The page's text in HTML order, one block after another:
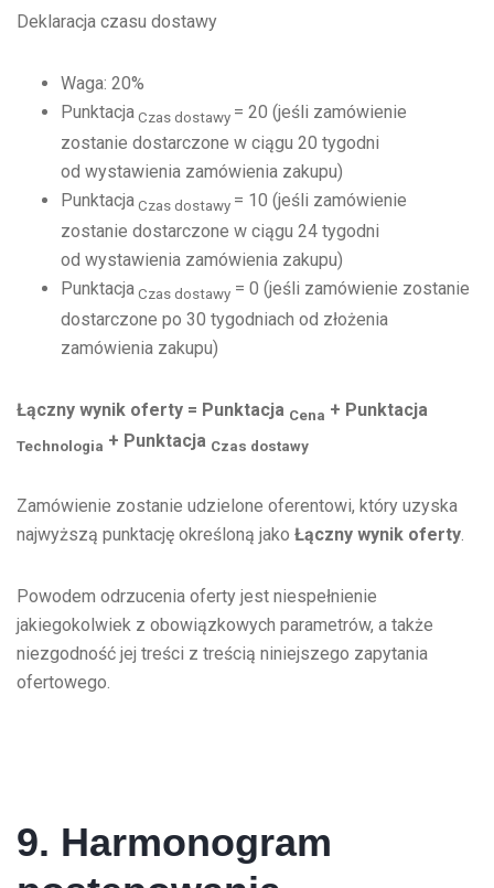
Deklaracja czasu dostawy
Waga: 20%
Punktacja Czas dostawy = 20 (jeśli zamówienie
zostanie dostarczone w ciągu 20 tygodni
od wystawienia zamówienia zakupu)
Punktacja Czas dostawy = 10 (jeśli zamówienie
zostanie dostarczone w ciągu 24 tygodni
od wystawienia zamówienia zakupu)
Punktacja Czas dostawy = 0 (jeśli zamówienie zostanie
dostarczone po 30 tygodniach od złożenia
zamówienia zakupu)
Łączny wynik oferty = Punktacja Cena + Punktacja
Technologia + Punktacja Czas dostawy
Zamówienie zostanie udzielone oferentowi, który uzyska
najwyższą punktację określoną jako Łączny wynik oferty
Powodem odrzucenia oferty jest niespełnienie
jakiegokolwiek z obowiązkowych parametrów, a także
niezgodność jej treści z treścią niniejszego zapytania
ofertowego.
9. Harmonogram